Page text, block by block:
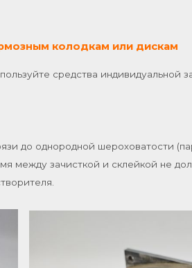
колодкам или дискам
средства индивидуальной
до однородной шероховатости
между зачисткой и склейкой не